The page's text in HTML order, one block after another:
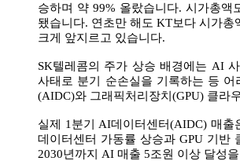
승하며 약 99% 올랐습니다. 시가총액
됐습니다. 연초만 해도 KT보다 시가
크게 앞지르고 있습니다.
SK텔레콤의 주가 상승 배경에는 AI
사태로 분기 순손실을 기록하는 등
(AIDC)와 그래픽처리장치(GPU) 클라
실제 1분기 AI데이터센터(AIDC) 매출
데이터센터 가동률 상승과 GPU 기반
2030년까지 AI 매출 5조원 이상 달성